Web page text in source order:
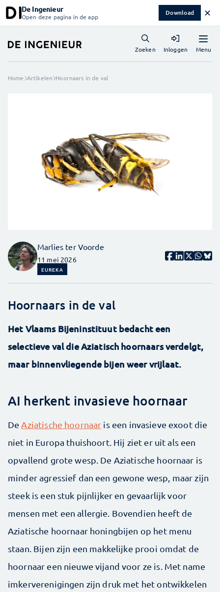
De Ingenieur
Open deze pagina in de app Download ✕
Menu
Zoeken Inloggen
Home Artikelen Hoornaars in de val
Marlies ter Voorde
11 mei 2026
EUREKA
Hoornaars in de val
Het Vlaams Bijeninstituut bedacht een
selectieve val die Aziatisch hoornaars verdelgt,
maar binnenvliegende bijen weer vrijlaat.
AI herkent invasieve hoornaar
De Aziatische hoornaar is een invasieve exoot die
niet in Europa thuishoort. Hij ziet er uit als een
opvallend grote wesp. De Aziatische hoornaar is
minder agressief dan een gewone wesp, maar zijn
steek is een stuk pijnlijker en gevaarlijk voor
mensen met een allergie. Bovendien heeft de
Aziatische hoornaar honingbijen op het menu
staan. Bijen zijn een makkelijke prooi omdat de
hoornaar een nieuwe vijand voor ze is. Met name
imkerverenigingen zijn druk met het ontwikkelen